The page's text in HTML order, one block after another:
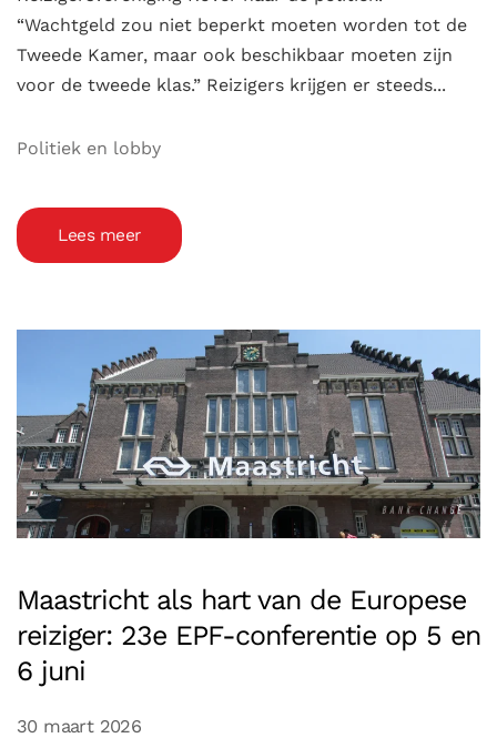
“Wachtgeld zou niet beperkt moeten worden tot de
Tweede Kamer, maar ook beschikbaar moeten zijn
voor de tweede klas.” Reizigers krijgen er steeds...
Politiek en lobby
Lees meer
Maastricht als hart van de Europese
reiziger: 23e EPF-conferentie op 5 en
6 juni
30 maart 2026